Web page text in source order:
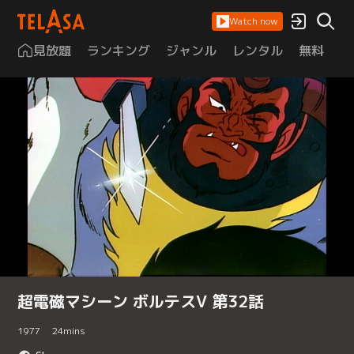
Watch now
見放題 ランキング ジャンル レンタル 無料
超電磁マシーン ボルテスV 第32話
1977 24mins